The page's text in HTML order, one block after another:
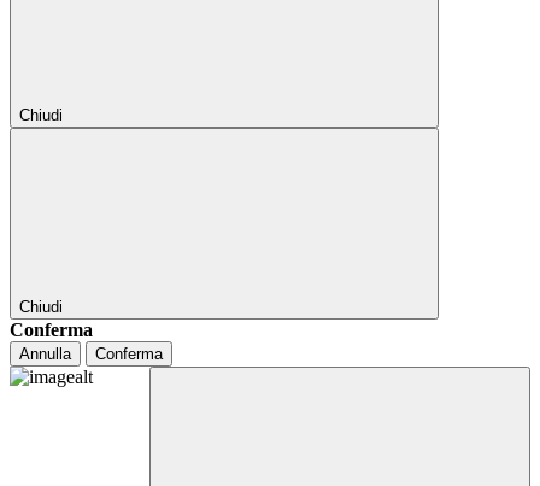
Chiudi
Chiudi
Conferma
Annulla Conferma